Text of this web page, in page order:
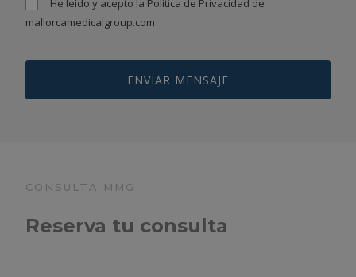
He leído y acepto la Política de Privacidad de
mallorcamedicalgroup.com
CONSULTA MMG
Reserva tu consulta